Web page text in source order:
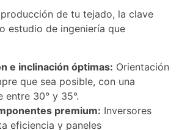
de tu tejado, la clave
estudio de ingeniería que
e inclinación óptimas: Orientación
que sea posible, con una
entre 30° y 35°.
premium: Inversores
eficiencia y paneles